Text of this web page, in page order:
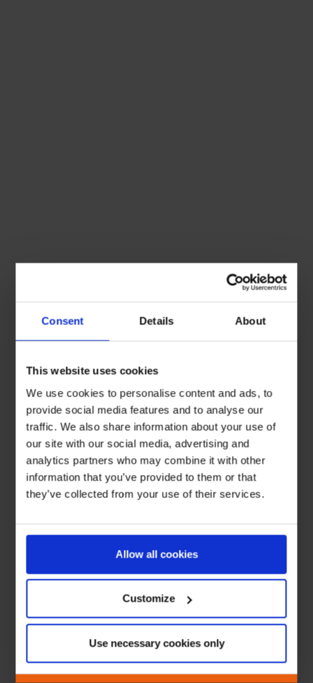
Consent Details About
This website uses cookies
We use cookies to personalise content and ads, to
provide social media features and to analyse our
traffic. We also share information about your use of
our site with our social media, advertising and
analytics partners who may combine it with other
information that you’ve provided to them or that
they’ve collected from your use of their services.
Allow all cookies
Customize
Use necessary cookies only